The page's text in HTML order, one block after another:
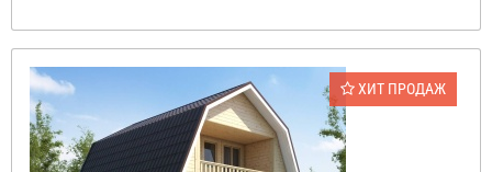
ХИТ ПРОДАЖ